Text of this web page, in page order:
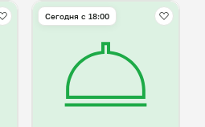
Сегодня с 18:00